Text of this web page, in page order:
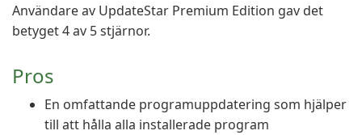
Användare av UpdateStar Premium Edition gav det
betyget 4 av 5 stjärnor.
Pros
En omfattande programuppdatering som hjälper
till att hålla alla installerade program